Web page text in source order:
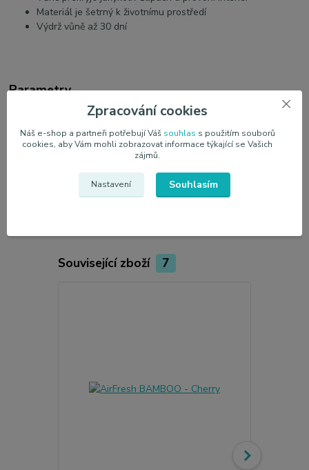
Materiál je šetrný k životnímu prostředí
Výdrž vůně až 30 dní
Parametry
Vůně Vanilka
Sada 4 ks
Související zboží 7
Zpracování cookies
Náš e-shop a partneři potřebují Váš souhlas s použitím souborů
cookies, aby Vám mohli zobrazovat informace týkající se Vašich
zájmů.
Nastavení Souhlasím